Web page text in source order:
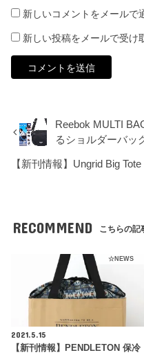
新しいコメントをメールで
新しい投稿をメールで受け
Reebok MULTI
るショルダーバッ
【新刊情報】Ungrid Big
RECOMMEND こちらの記
☆NEWS
2021.5.15
【新刊情報】PENDLETON 保冷